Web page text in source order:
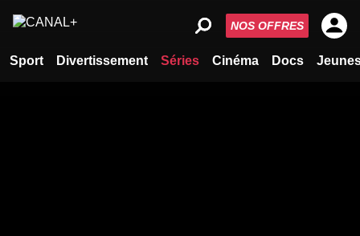
Sport Divertissement Séries Cinéma Docs
NOS OFFRES